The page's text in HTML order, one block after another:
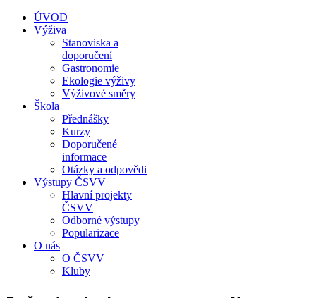
ÚVOD
Výživa
Stanoviska a
doporučení
Gastronomie
Ekologie výživy
Výživové směry
Škola
Přednášky
Kurzy
Doporučené
informace
Otázky a odpovědi
Výstupy ČSVV
Hlavní projekty
ČSVV
Odborné výstupy
Popularizace
O nás
O ČSVV
Kluby